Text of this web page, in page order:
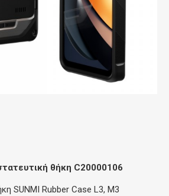
θήκη C20000106
SUNMI Rubber Case L3, M3